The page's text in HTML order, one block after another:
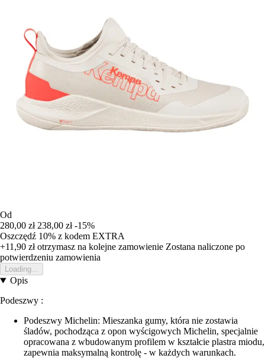
Od
280,00 zł 238,00 zł -15%
Oszczędź 10% z kodem EXTRA
+11,90 złotrzymasz na kolejne zamowienie Zostana naliczone po
potwierdzeniu zamowienia
Loading...
Opis
Podeszwy :
Podeszwy Michelin: Mieszanka gumy, która nie zostawia
śladów, pochodząca z opon wyścigowych Michelin, specjalnie
opracowana z wbudowanym profilem w kształcie plastra miodu,
zapewnia maksymalną kontrolę - w każdych warunkach.